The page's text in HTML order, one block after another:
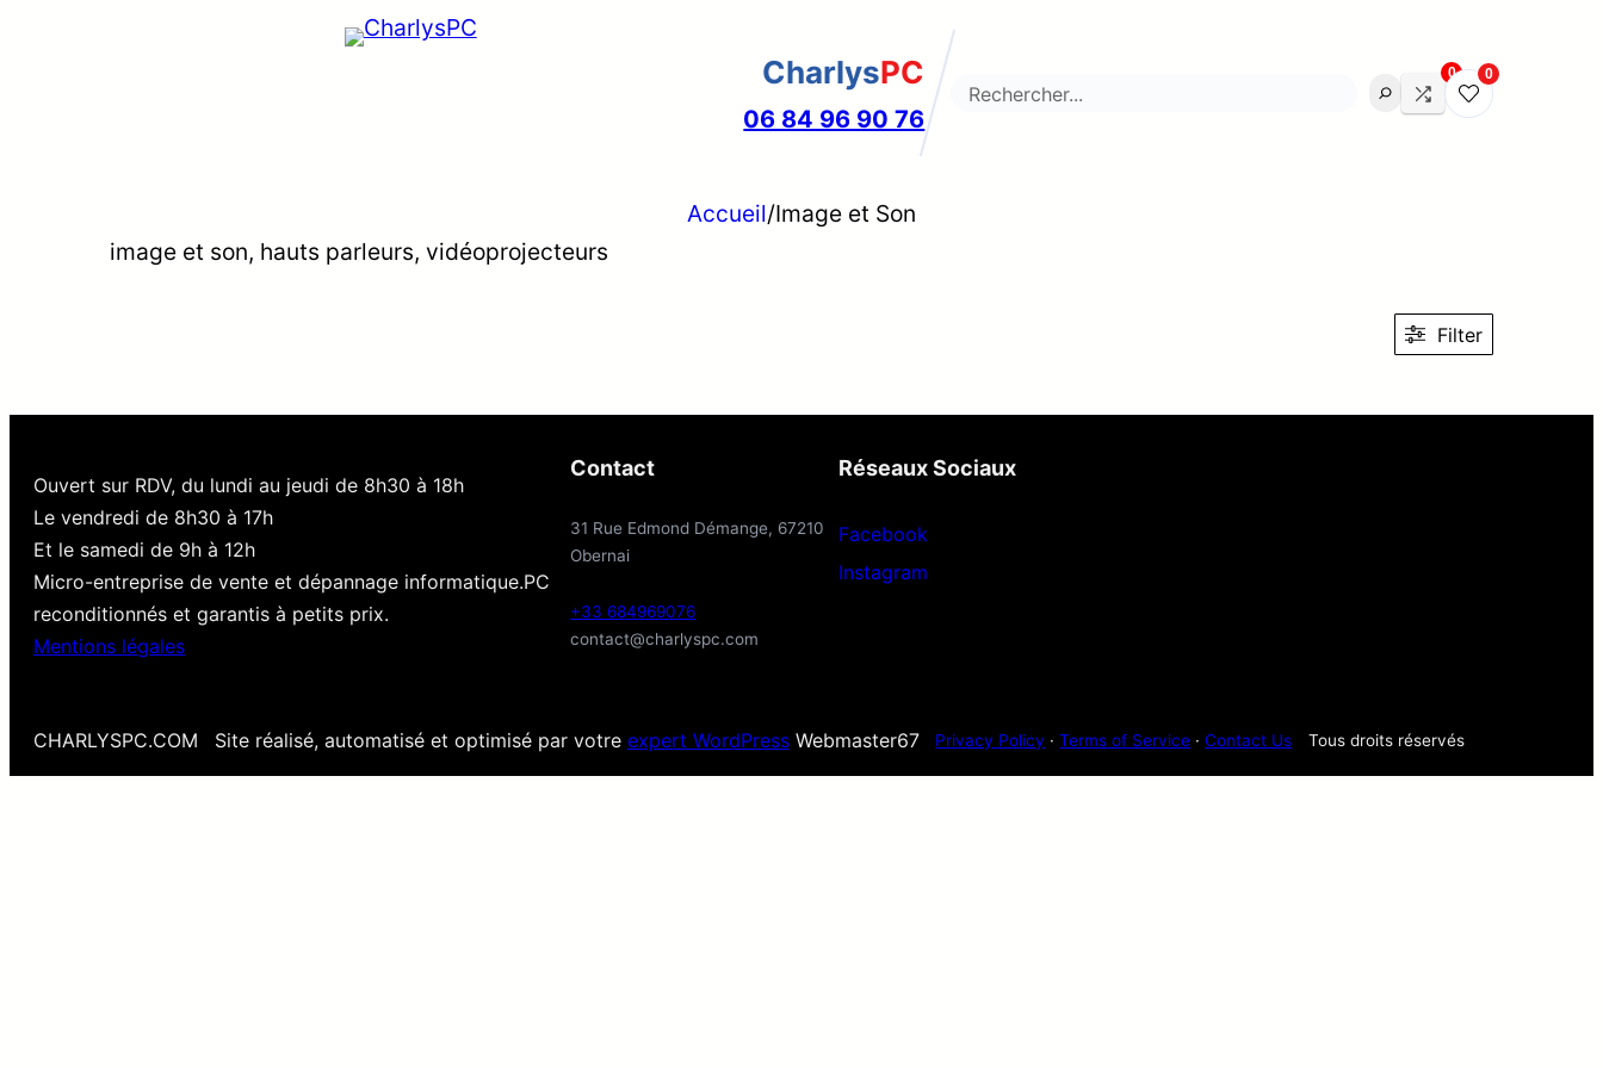
CharlysPC
06 84 96 90 76
Search
0 0
Accueil/Image et Son
image et son, hauts parleurs, vidéoprojecteurs
Filter
Ouvert sur RDV, du lundi au jeudi de 8h30 à 18h
Le vendredi de 8h30 à 17h
Et le samedi de 9h à 12h
Micro-entreprise de vente et dépannage informatique.PC
reconditionnés et garantis à petits prix.
Mentions légales
Contact
31 Rue Edmond Démange, 67210
Obernai
+33 684969076
contact@charlyspc.com
Réseaux Sociaux
Facebook
Instagram
CHARLYSPC.COM Site réalisé, automatisé et optimisé par votre expert WordPressWebmaster67 Privacy Policy ·Terms of Service ·Contact Us Tous droits réservés